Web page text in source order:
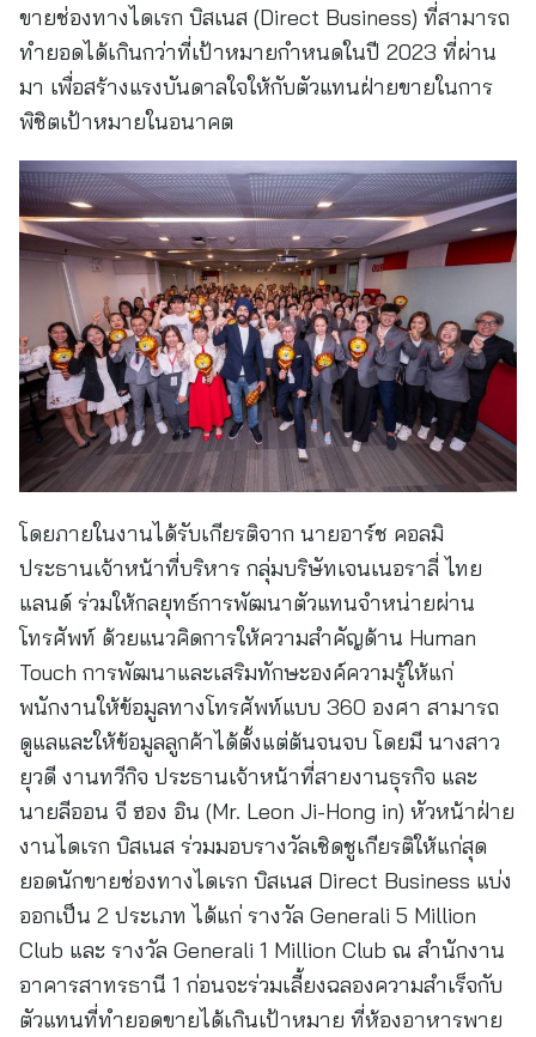
ขายช่องทางไดเรก บิสเนส (Direct Business) ที่สามารถ
ทำยอดได้เกินกว่าที่เป้าหมายกำหนดในปี 2023 ที่ผ่าน
มา เพื่อสร้างแรงบันดาลใจให้กับตัวแทนฝ่ายขายในการ
พิชิตเป้าหมายในอนาคต
โดยภายในงานได้รับเกียรติจาก นายอาร์ช คอลมิ
ประธานเจ้าหน้าที่บริหาร กลุ่มบริษัทเจนเนอราลี่ ไทย
แลนด์ ร่วมให้กลยุทธ์การพัฒนาตัวแทนจำหน่ายผ่าน
โทรศัพท์ ด้วยแนวคิดการให้ความสำคัญด้าน Human
Touch การพัฒนาและเสริมทักษะองค์ความรู้ให้แก่
พนักงานให้ข้อมูลทางโทรศัพท์แบบ 360 องศา สามารถ
ดูแลและให้ข้อมูลลูกค้าได้ตั้งแต่ต้นจนจบ โดยมี นางสาว
ยุวดี งานทวีกิจ ประธานเจ้าหน้าที่สายงานธุรกิจ และ
นายลีออน จี ฮอง อิน (Mr. Leon Ji-Hong in) หัวหน้าฝ่าย
งานไดเรก บิสเนส ร่วมมอบรางวัลเชิดชูเกียรติให้แก่สุด
ยอดนักขายช่องทางไดเรก บิสเนส Direct Business แบ่ง
ออกเป็น 2 ประเภท ได้แก่ รางวัล Generali 5 Million
Club และ รางวัล Generali 1 Million Club ณ สำนักงาน
อาคารสาทรธานี 1 ก่อนจะร่วมเลี้ยงฉลองความสำเร็จกับ
ตัวแทนที่ทำยอดขายได้เกินเป้าหมาย ที่ห้องอาหารพาย